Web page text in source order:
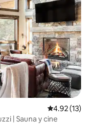
Calificación
4.92 (13)
| Sauna y cine